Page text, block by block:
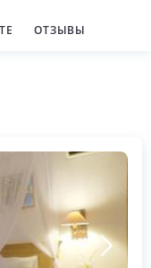
ОТЗЫВЫ